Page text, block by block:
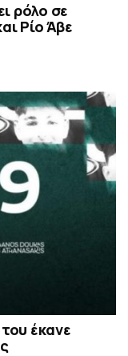
ρόλο σε
Ρίο Άβε
έκανε